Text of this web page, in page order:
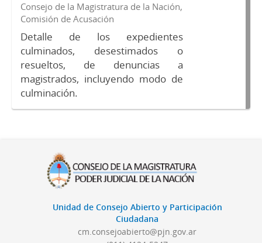
Consejo de la Magistratura de la Nación,
Comisión de Acusación
Detalle de los expedientes
culminados, desestimados o
resueltos, de denuncias a
magistrados, incluyendo modo de
culminación.
Unidad de Consejo Abierto y Participación
Ciudadana
cm.consejoabierto@pjn.gov.ar